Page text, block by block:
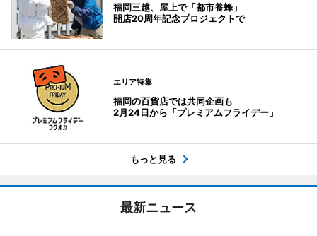
福岡三越、屋上で「都市養蜂」
開店20周年記念プロジェクトで
エリア特集
福岡の百貨店では共同企画も
2月24日から「プレミアムフライデー」
もっと見る
最新ニュース